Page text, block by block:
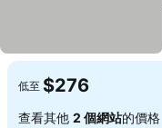
低至 $276
查看其他 2 個網站的價格